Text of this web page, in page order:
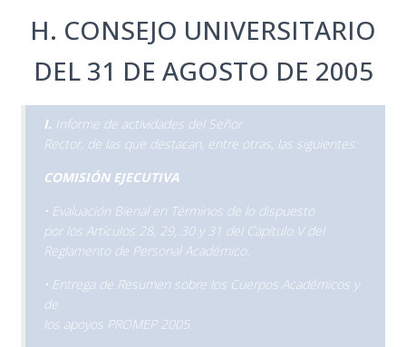
H. CONSEJO UNIVERSITARIO
DEL 31 DE AGOSTO DE 2005
I. Informe de actividades del Señor
Rector, de las que destacan, entre otras, las siguientes:
COMISIÓN EJECUTIVA
• Evaluación Bienal en Términos de lo dispuesto
por los Artículos 28, 29, 30 y 31 del Capítulo V del
Reglamento de Personal Académico.
• Entrega de Resumen sobre los Cuerpos Académicos y
de
los apoyos PROMEP 2005.